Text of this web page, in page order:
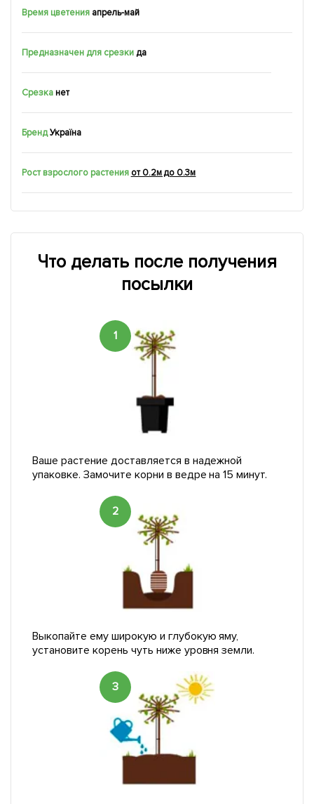
Время цветения апрель-май
Предназначен для срезки да
Срезканет
БрендУкраїна
Рост взрослого растения от 0.2м до 0.3м
Что делать после получения
посылки
1
Ваше растение доставляется в надежной
упаковке. Замочите корни в ведре на 15 минут.
2
Выкопайте ему широкую и глубокую яму,
установите корень чуть ниже уровня земли.
3